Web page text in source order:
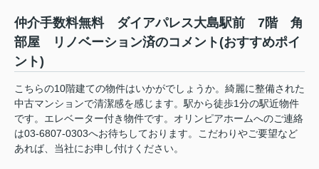
仲介手数料無料 ダイアパレス大島駅前 7階 角
部屋 リノベーション済のコメント(おすすめポイ
ント)
こちらの10階建ての物件はいかがでしょうか。綺麗に整備された
中古マンションで清潔感を感じます。駅から徒歩1分の駅近物件
です。エレベーター付き物件です。オリンピアホームへのご連絡
は03-6807-0303へお待ちしております。こだわりやご要望など
あれば、当社にお申し付けください。